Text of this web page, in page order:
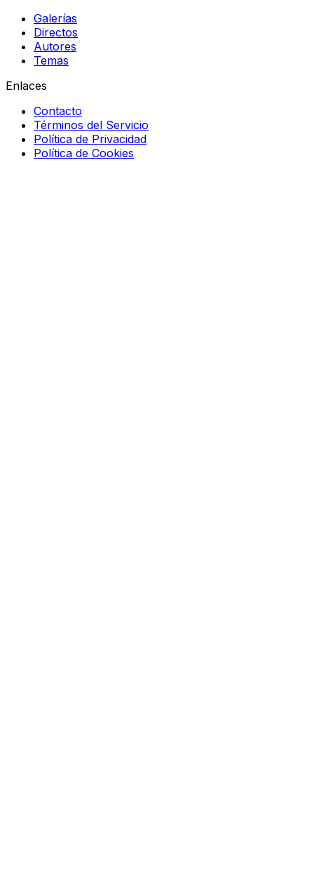
Galerías
Directos
Autores
Temas
Enlaces
Contacto
Términos del Servicio
Política de Privacidad
Política de Cookies